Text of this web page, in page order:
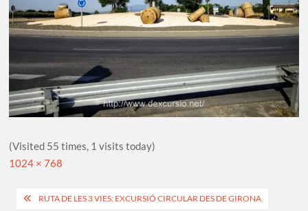
(Visited 55 times, 1 visits today)
Full
1024 × 768
Navegació
RUTA DE LES 3 VIES: EXCURSIÓ CIRCULAR DES DE GIRONA